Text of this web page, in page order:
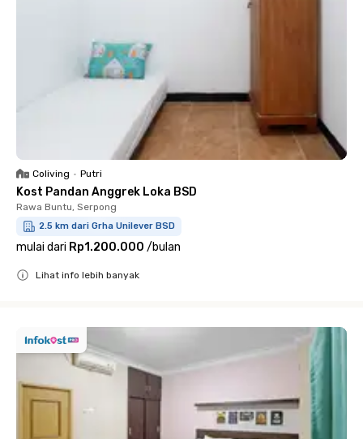
Coliving • Putri
Kost Pandan Anggrek Loka BSD
Rawa Buntu, Serpong
2.5 km dari Grha Unilever BSD
mulai dari Rp1.200.000 /bulan
Lihat info lebih banyak